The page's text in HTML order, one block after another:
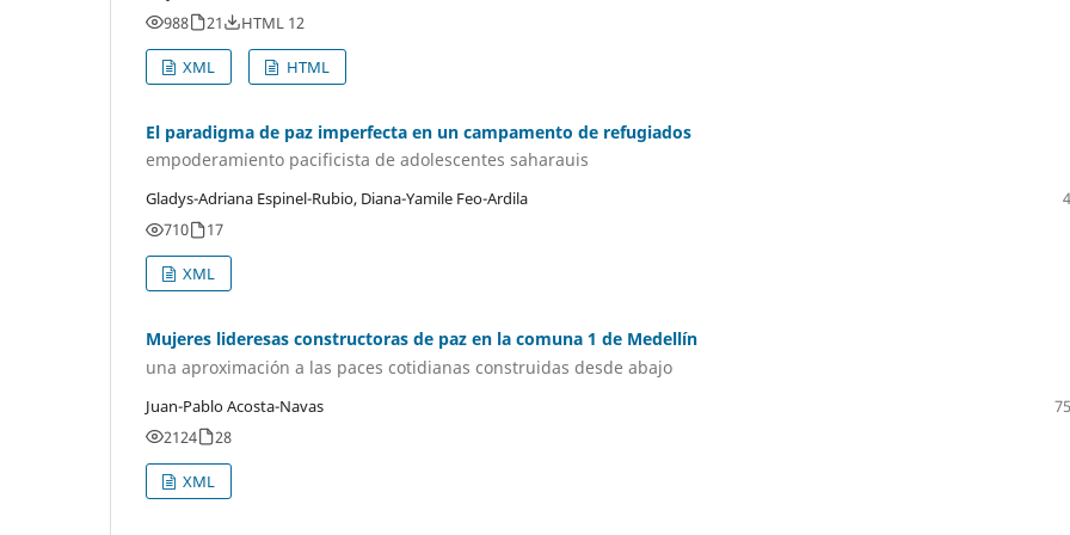
988
21 HTML 12
XML HTML
El paradigma de paz imperfecta en un campamento de refugiados
empoderamiento pacificista de adolescentes saharauis
Gladys-Adriana Espinel-Rubio, Diana-Yamile Feo-Ardila
710
17
XML
Mujeres lideresas constructoras de paz en la comuna 1 de Medellín
una aproximación a las paces cotidianas construidas desde abajo
Juan-Pablo Acosta-Navas
2124
28
XML